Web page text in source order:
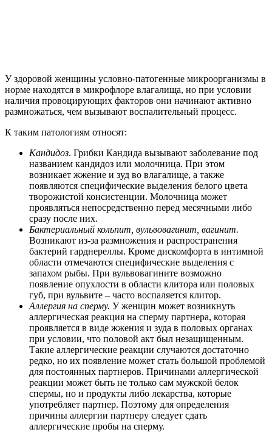
У здоровой женщины условно-патогенные микроорганизмы в
норме находятся в микрофлоре влагалища, но при условии
наличия провоцирующих факторов они начинают активно
размножаться, чем вызывают воспалительный процесс.
К таким патологиям относят:
Кандидоз. Грибки Кандида вызывают заболевание под
названием кандидоз или молочница. При этом
возникает жжение и зуд во влагалище, а также
появляются специфические выделения белого цвета
творожистой консистенции. Молочница может
проявляться непосредственно перед месячными либо
сразу после них.
Бактериальный кольпит, вульвовагинит, вагинит.
Возникают из-за размножения и распространения
бактерий гарднереллы. Кроме дискомфорта в интимной
области отмечаются специфические выделения с
запахом рыбы. При вульвовагините возможно
появление опухлости в области клитора или половых
губ, при вульвите – часто воспаляется клитор.
Аллергия на сперму. У женщин может возникнуть
аллергическая реакция на сперму партнера, которая
проявляется в виде жжения и зуда в половых органах
при условии, что половой акт был незащищенным.
Такие аллергические реакции случаются достаточно
редко, но их появление может стать большой проблемой
для постоянных партнеров. Причинами аллергической
реакции может быть не только сам мужской белок
спермы, но и продукты либо лекарства, которые
употребляет партнер. Поэтому для определения
причины аллергии партнеру следует сдать
аллергические пробы на сперму.